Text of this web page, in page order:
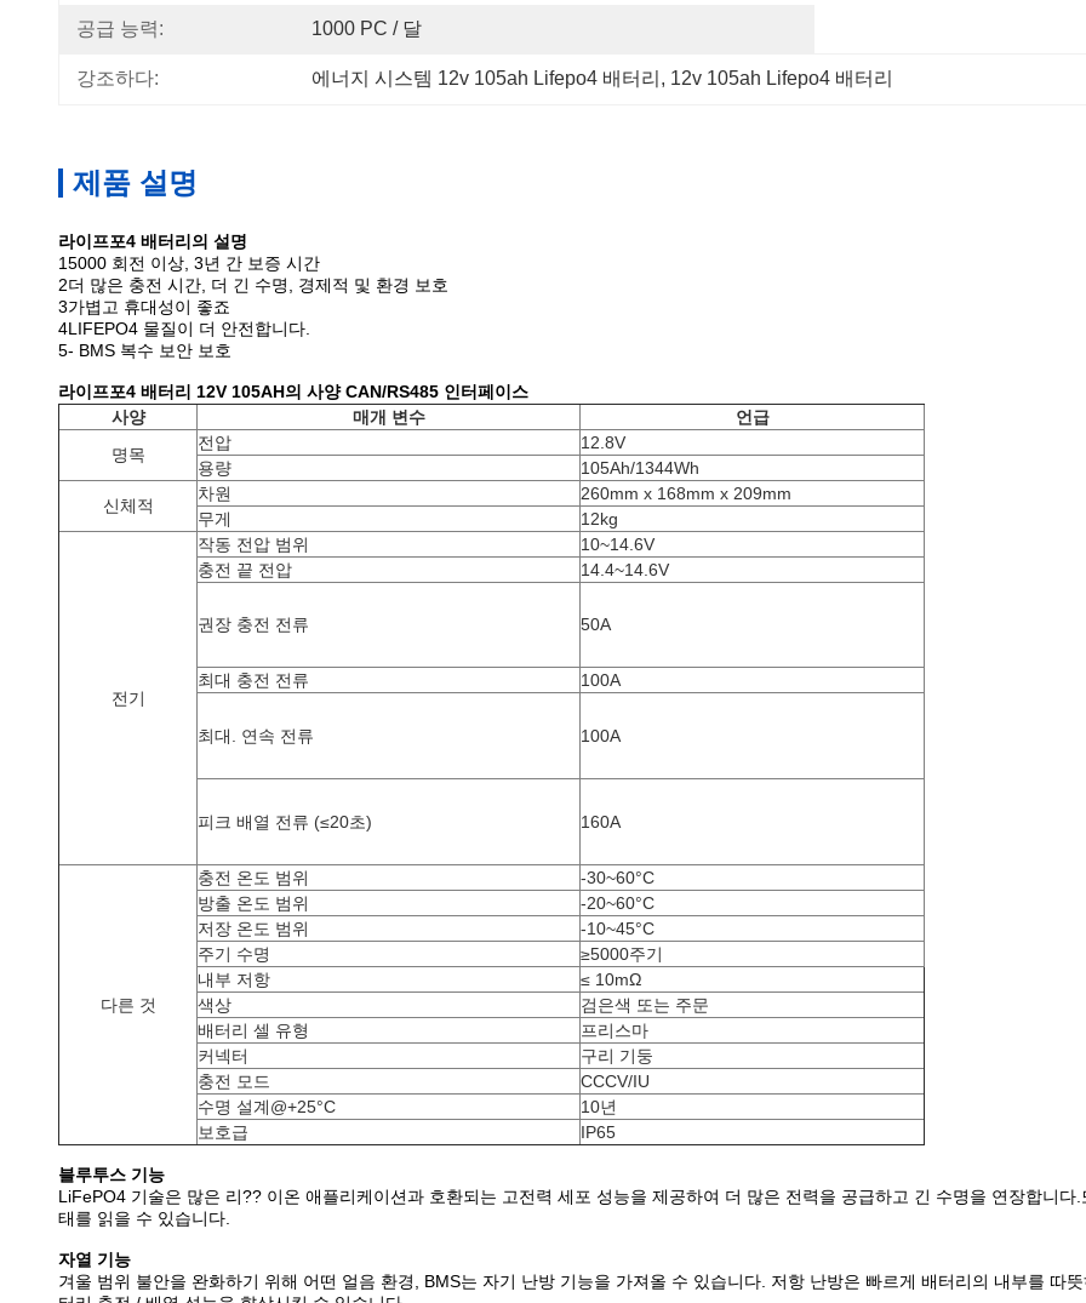
공급 능력: 1000 PC / 달
강조하다: 에너지 시스템 12v 105ah Lifepo4 배터리 , 12v 105ah Lifepo4 배터리
제품 설명
라이프포4 배터리의 설명
15000 회전 이상, 3년 간 보증 시간
2더 많은 충전 시간, 더 긴 수명, 경제적 및 환경 보호
3가볍고 휴대성이 좋죠
4LIFEPO4 물질이 더 안전합니다.
5- BMS 복수 보안 보호
라이프포4 배터리 12V 105AH의 사양 CAN/RS485 인터페이스
사양
매개 변수
언급
명목
전압
12.8V
용량
105Ah/1344Wh
신체적
차원
260mm x 168mm x 209mm
무게
12kg
전기
작동 전압 범위
10~14.6V
충전 끝 전압
14.4~14.6V
권장 충전 전류 50A
최대 충전 전류 100A
최대. 연속 전류 100A
피크 배열 전류 (≤20초) 160A
다른 것
충전 온도 범위
-30~60°C
방출 온도 범위
-20~60°C
저장 온도 범위
-10~45°C
주기 수명
≥5000주기
내부 저항
≤ 10mΩ
색상
검은색 또는 주문
배터리 셀 유형
프리스마
커넥터
구리 기둥
충전 모드
CCCV/IU
수명 설계@+25°C
10년
보호급
IP65
블루투스 기능
LiFePO4 기술은 많은 리?? 이온 애플리케이션과 호환되는 고전력 세포 성능을 제공하여 더 많은 전력을 공급하고 긴 수명을 연장합니
태를 읽을 수 있습니다.
자열 기능
겨울 범위 불안을 완화하기 위해 어떤 얼음 환경, BMS는 자기 난방 기능을 가져올 수 있습니다. 저항 난방은 빠르게 배터리의 내부를 따